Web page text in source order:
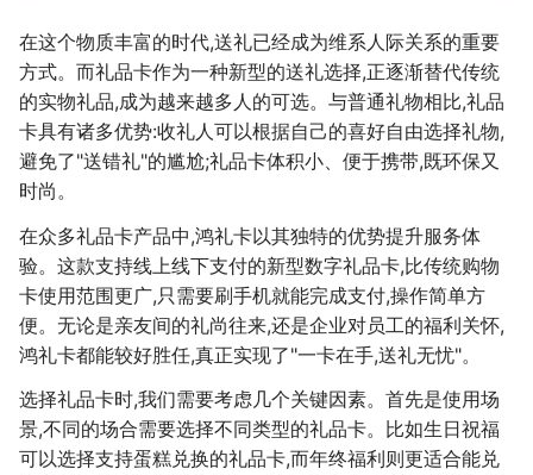
在这个物质丰富的时代,送礼已经成为维系人际关系的重要
方式。而礼品卡作为一种新型的送礼选择,正逐渐替代传统
的实物礼品,成为越来越多人的可选。与普通礼物相比,礼品
卡具有诸多优势:收礼人可以根据自己的喜好自由选择礼物,
避免了"送错礼"的尴尬;礼品卡体积小、便于携带,既环保又
时尚。
在众多礼品卡产品中,鸿礼卡以其独特的优势提升服务体
验。这款支持线上线下支付的新型数字礼品卡,比传统购物
卡使用范围更广,只需要刷手机就能完成支付,操作简单方
便。无论是亲友间的礼尚往来,还是企业对员工的福利关怀,
鸿礼卡都能较好胜任,真正实现了"一卡在手,送礼无忧"。
选择礼品卡时,我们需要考虑几个关键因素。首先是使用场
景,不同的场合需要选择不同类型的礼品卡。比如生日祝福
可以选择支持蛋糕兑换的礼品卡,而年终福利则更适合能兑